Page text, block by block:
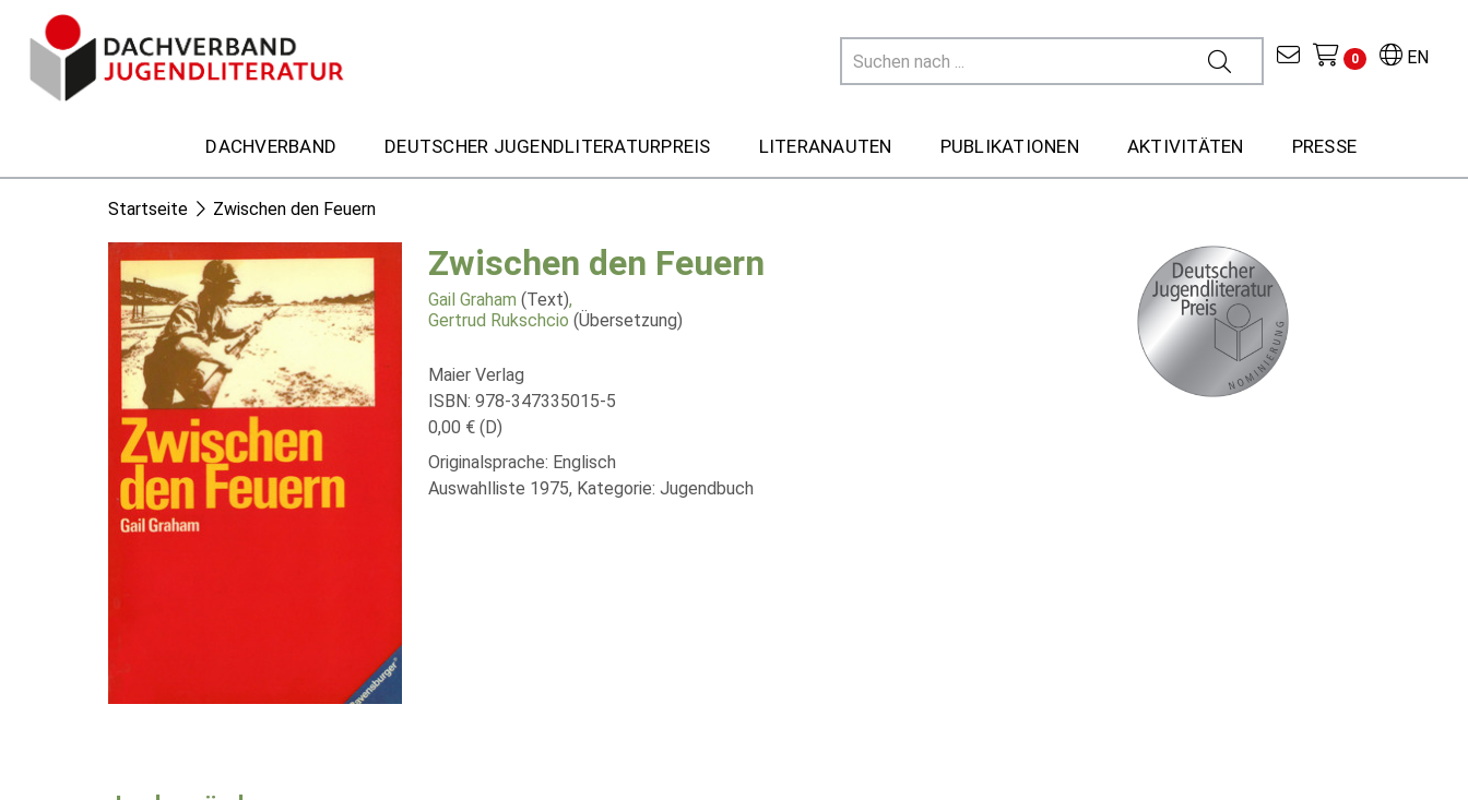
EN
0
DACHVERBAND DEUTSCHER JUGENDLITERATURPREIS LITERANAUTEN PUBLIKATIONEN AKTIVITÄTEN PRESSE
Startseite Zwischen den Feuern
Zwischen den Feuern
Gail Graham (Text),
Gertrud Rukschcio (Übersetzung)
Maier Verlag
ISBN: 978-347335015-5
0,00 € (D)
Originalsprache: Englisch
Auswahlliste 1975, Kategorie: Jugendbuch